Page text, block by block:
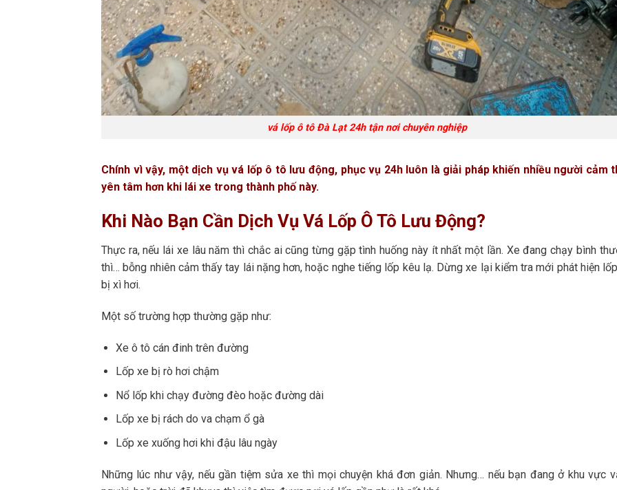
vá lốp ô tô Đà Lạt 24h tận nơi chuyên nghiệp
Chính vì vậy, một dịch vụ vá lốp ô tô lưu động, phục vụ 24h luôn là giải pháp khiến nhiều người cảm
yên tâm hơn khi lái xe trong thành phố này.
Khi Nào Bạn Cần Dịch Vụ Vá Lốp Ô Tô Lưu Động?
Thực ra, nếu lái xe lâu năm thì chắc ai cũng từng gặp tình huống này ít nhất một lần. Xe đang chạy bình
thì… bỗng nhiên cảm thấy tay lái nặng hơn, hoặc nghe tiếng lốp kêu lạ. Dừng xe lại kiểm tra mới phát hiện
bị xì hơi.
Một số trường hợp thường gặp như:
Xe ô tô cán đinh trên đường
Lốp xe bị rò hơi chậm
Nổ lốp khi chạy đường đèo hoặc đường dài
Lốp xe bị rách do va chạm ổ gà
Lốp xe xuống hơi khi đậu lâu ngày
Những lúc như vậy, nếu gần tiệm sửa xe thì mọi chuyện khá đơn giản. Nhưng… nếu bạn đang ở khu vực